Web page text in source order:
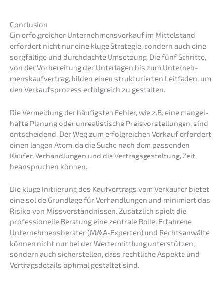
Conclu­si­on
Ein erfolg­rei­cher Unter­nehmens­verkauf im Mittel­stand
erfor­dert nicht nur eine kluge Strate­gie, sondern auch eine
sorgfäl­ti­ge und durch­dach­te Umset­zung. Die fünf Schrit­te,
von der Vorbe­rei­tung der Unter­la­gen bis zum Unter­neh­
mens­kauf­ver­trag, bilden einen struk­tu­rier­ten Leitfa­den, um
den Verkaufs­pro­zess erfolg­reich zu gestalten.
Die Vermei­dung der häufigs­ten Fehler, wie z.B. eine mangel­
haf­te Planung oder unrea­lis­ti­sche Preis­vor­stel­lun­gen, sind
entschei­dend. Der Weg zum erfolg­rei­chen Verkauf erfor­dert
einen langen Atem, da die Suche nach dem passen­den
Käufer, Verhand­lun­gen und die Vertrags­ge­stal­tung, Zeit
beanspru­chen können.
Die kluge Initi­ie­rung des Kaufver­trags vom Verkäu­fer bietet
eine solide Grund­la­ge für Verhand­lun­gen und minimiert das
Risiko von Missver­ständ­nis­sen. Zusätz­lich spielt die
profes­sio­nel­le Beratung eine zentra­le Rolle. Erfah­re­ne
Unter­neh­mens­be­ra­ter (M&A-Experten) und Rechts­an­wäl­te
können nicht nur bei der Wertermitt­lung unter­stüt­zen,
sondern auch sicher­stel­len, dass recht­li­che Aspek­te und
Vertrags­de­tails optimal gestal­tet sind.